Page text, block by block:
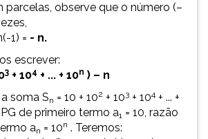
parcelas, observe que o número (–
1) = - n.
escrever:
3 + 104 + ... + 10n ) – n
soma Sn = 10 + 102 + 103 + 104 + ... +
de primeiro termo a1 = 10, razão
an = 10n . Teremos: